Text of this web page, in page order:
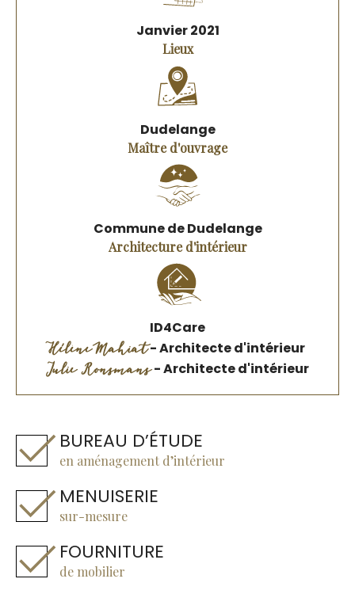
Janvier 2021
Lieux
Dudelange
Maître d'ouvrage
Commune de Dudelange
Architecture d'intérieur
ID4Care
Hélène Mahiat- Architecte d'intérieur
Julie Ronsmans- Architecte d'intérieur
BUREAU D’ÉTUDE
en aménagement d’intérieur
MENUISERIE
sur-mesure
FOURNITURE
de mobilier